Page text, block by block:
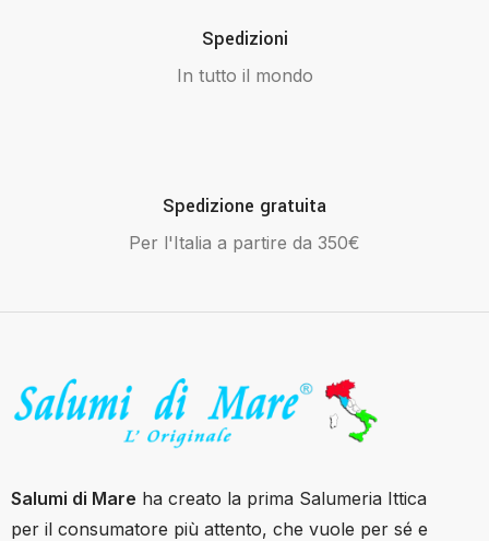
Spedizioni
In tutto il mondo
Spedizione gratuita
Per l'Italia a partire da 350€
Salumi di Mare ha creato la prima Salumeria Ittica
per il consumatore più attento, che vuole per sé e